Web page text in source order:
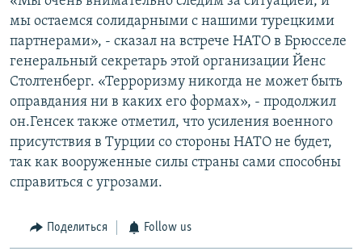
мы остаемся солидарными с нашими турецкими
партнерами», - сказал на встрече НАТО в Брюсселе
генеральный секретарь этой организации Йенс
Столтенберг. «Терроризму никогда не может быть
оправдания ни в каких его формах», - продолжил
он.Генсек также отметил, что усиления военного
присутствия в Турции со стороны НАТО не будет,
так как вооруженные силы страны сами способны
справиться с угрозами.
Поделиться Follow us